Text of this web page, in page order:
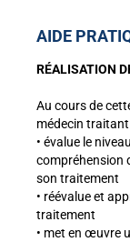
AIDE
RÉALISATION
Au cours de
médecin traitant
• évalue le
compréhension
son traitement
• réévalue et
traitement
• met en œuvre